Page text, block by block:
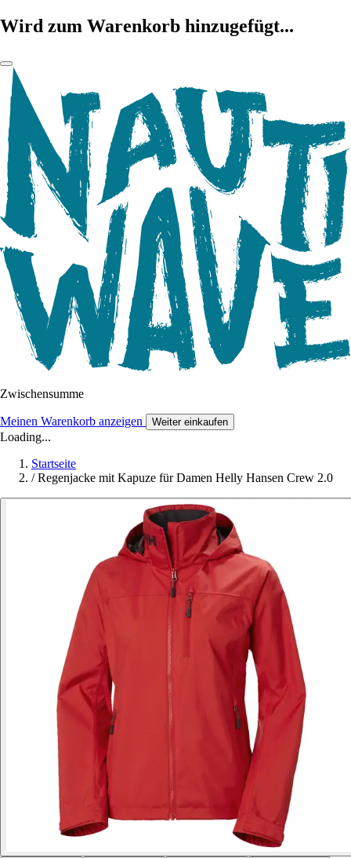
Wird zum Warenkorb hinzugefügt...
Zwischensumme
Meinen Warenkorb anzeigen Weiter einkaufen
Loading...
Startseite
/ Regenjacke mit Kapuze für Damen Helly Hansen Crew 2.0